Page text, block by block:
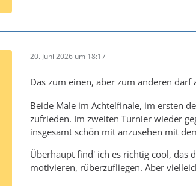
20. Juni 2026 um 18:17
Das zum einen, aber zum anderen
Beide Male im Achtelfinale, im ersten
zufrieden. Im zweiten Turnier wieder
insgesamt schön mit anzusehen mit
Überhaupt find' ich es richtig cool, das
motivieren, rüberzufliegen. Aber